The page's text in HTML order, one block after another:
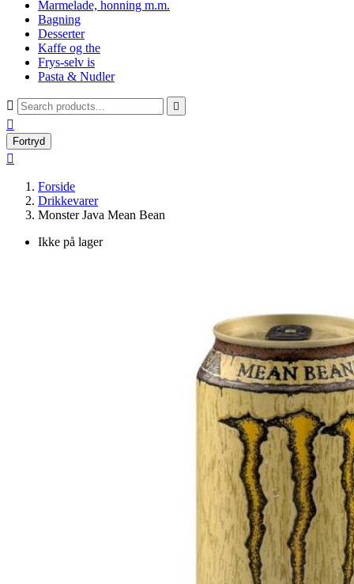
Marmelade, honning m.m.
Bagning
Desserter
Kaffe og the
Frys-selv is
Pasta & Nudler
 

Fortryd

Forside
Drikkevarer
Monster Java Mean Bean
Ikke på lager